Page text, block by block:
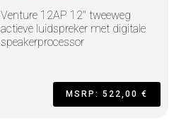
Venture 12AP 12" tweeweg
actieve luidspreker met digitale
speakerprocessor
MSRP: 522,00 €